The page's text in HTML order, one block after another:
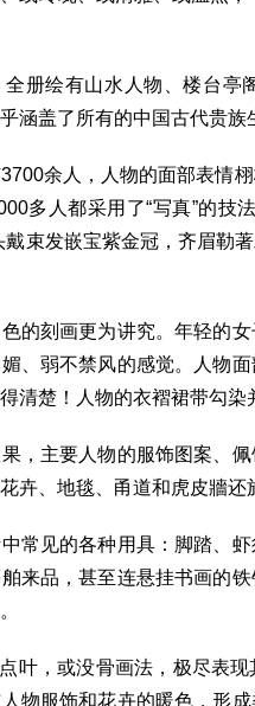
绘有山水人物、楼台亭
涵盖了所有的中国古代贵族
余人，人物的面部表情栩
多人都采用了“写真”的技
戴束发嵌宝紫金冠，齐眉勒
刻画更为讲究。年轻的女
、弱不禁风的感觉。人物
清楚！人物的衣褶裙带勾染
主要人物的服饰图案、佩
卉、地毯、甬道和虎皮牆还
见的各种用具：脚踏、虾
来品，甚至连悬挂书画的
，或没骨画法，极尽表现
物服饰和花卉的暖色，形